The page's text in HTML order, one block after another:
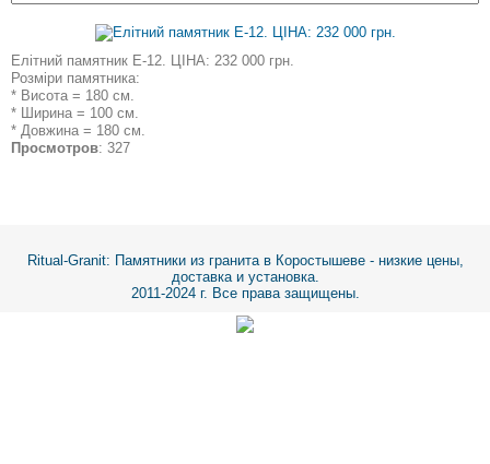
Елітний памятник E-12. ЦІНА: 232 000 грн.
Розміри памятника:
* Висота = 180 см.
* Ширина = 100 см.
* Довжина = 180 см.
Просмотров: 327
Ritual-Granit: Памятники из гранита в Коростышеве - низкие цены,
доставка и установка.
2011-2024 г. Все права защищены.